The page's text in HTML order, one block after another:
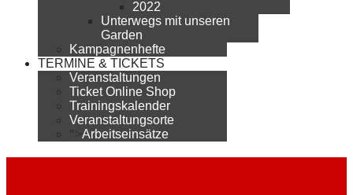
2022
Unterwegs mit unseren
Garden
Kampagnenhefte
TERMINE & TICKETS
Veranstaltungen
Ticket Online Shop
Trainingskalender
Veranstaltungsorte
">Arbeitseinsätze